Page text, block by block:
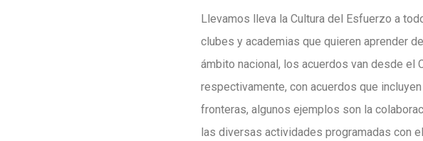
Llevamos lleva la Cultura del Esfuerzo a
clubes y academias que quieren aprender
ámbito nacional, los acuerdos van desde el
respectivamente, con acuerdos que
fronteras, algunos ejemplos son la
las diversas actividades programadas con